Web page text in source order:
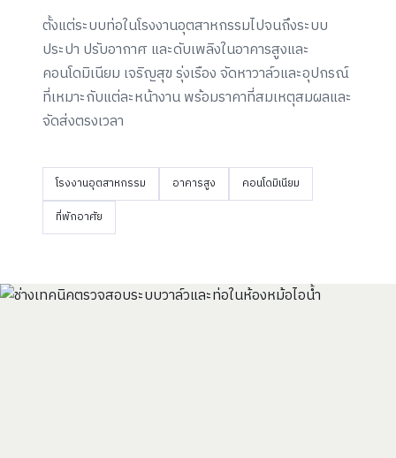
ตั้งแต่ระบบท่อในโรงงานอุตสาหกรรมไปจนถึงระบบ
ประปา ปรับอากาศ และดับเพลิงในอาคารสูงและ
คอนโดมิเนียม เจริญสุข รุ่งเรือง จัดหาวาล์วและอุปกรณ์
ที่เหมาะกับแต่ละหน้างาน พร้อมราคาที่สมเหตุสมผลและ
จัดส่งตรงเวลา
โรงงานอุตสาหกรรม อาคารสูง
คอนโดมิเนียม
ที่พักอาศัย